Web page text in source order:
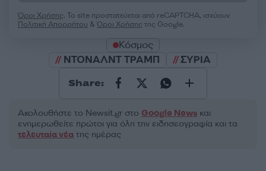
Όροι Χρήσης. Το site προστατεύεται από reCAPTCHA, ισχύουν
Πολιτική Απορρήτου &Όροι Χρήσης της Google.
Κόσμος
ΝΤΟΝΑΛΝΤ ΤΡΑΜΠ
ΣΥΡΙΑ
Share:
Ακολουθήστε το Νewsit.gr στο Google News και
ενημερωθείτε πρώτοι για όλη την ειδησεογραφία και τα
τελευταία νέα της ημέρας